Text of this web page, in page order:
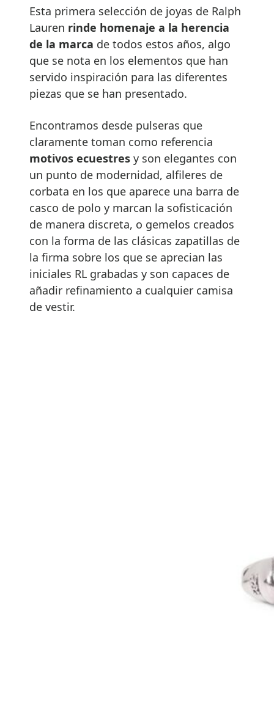
Esta primera selección de joyas de Ralph
Lauren rinde homenaje a la herencia
de la marca de todos estos años, algo
que se nota en los elementos que han
servido inspiración para las diferentes
piezas que se han presentado.
Encontramos desde pulseras que
claramente toman como referencia
motivos ecuestres y son elegantes con
un punto de modernidad, alfileres de
corbata en los que aparece una barra de
casco de polo y marcan la sofisticación
de manera discreta, o gemelos creados
con la forma de las clásicas zapatillas de
la firma sobre los que se aprecian las
iniciales RL grabadas y son capaces de
añadir refinamiento a cualquier camisa
de vestir.